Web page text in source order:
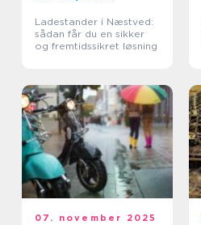
Ladestander i Næstved:
sådan får du en sikker
og fremtidssikret løsning
07. november 2025